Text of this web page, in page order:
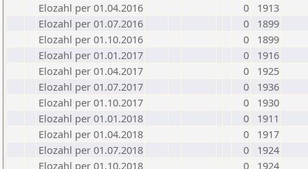
Elozahl per 01.04.2016
0
1913
Elozahl per 01.07.2016
0
1899
Elozahl per 01.10.2016
0
1899
Elozahl per 01.01.2017
0
1916
Elozahl per 01.04.2017
0
1925
Elozahl per 01.07.2017
0
1936
Elozahl per 01.10.2017
0
1930
Elozahl per 01.01.2018
0
1911
Elozahl per 01.04.2018
0
1917
Elozahl per 01.07.2018
0
1924
Elozahl per 01.10.2018
0
1924